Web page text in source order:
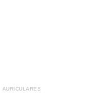
AURICULARES